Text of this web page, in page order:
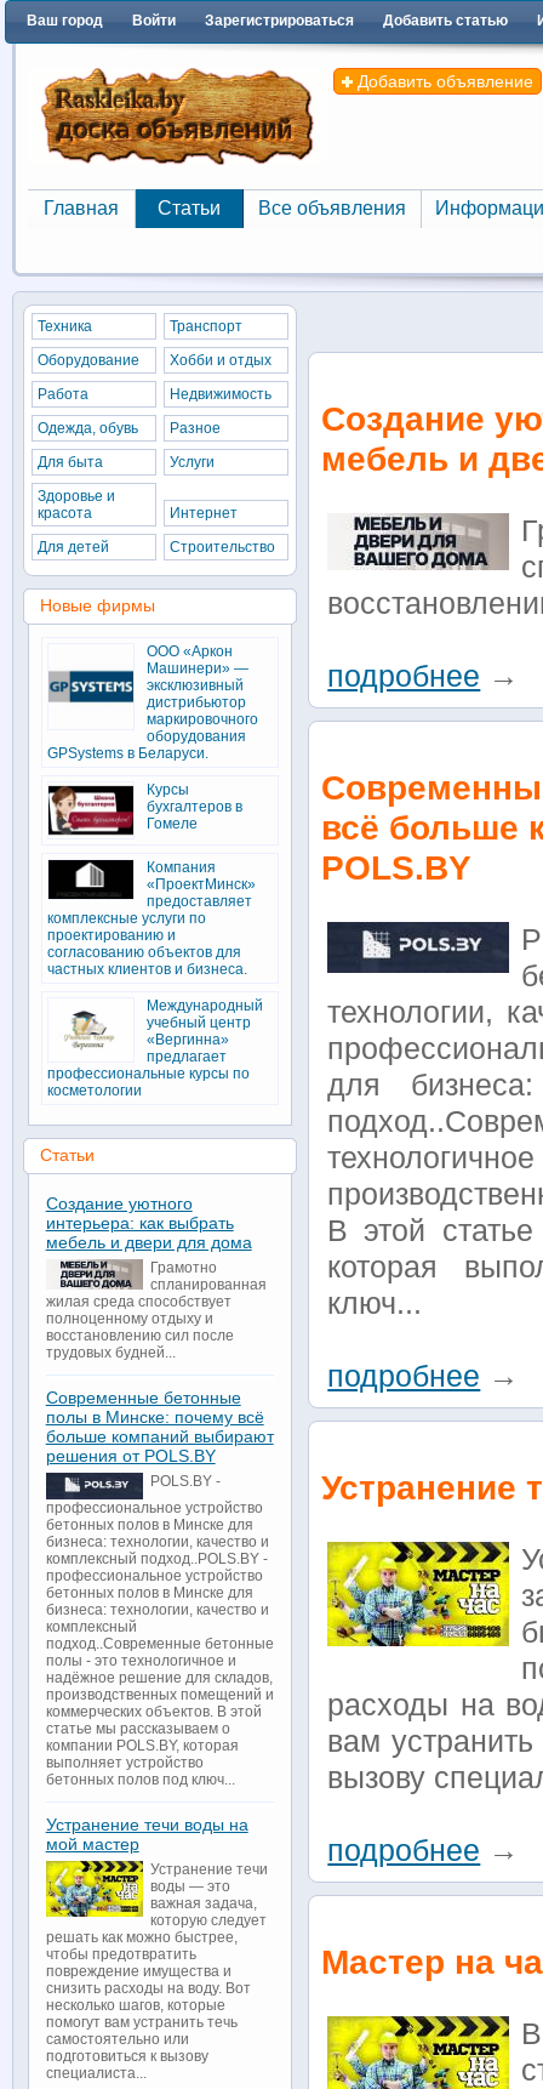
Ваш город Войти Зарегистрироваться Добавить статью
Добавить объявление
Главная
Главная
Статьи
Статьи
Все объявления
Все объявления
Создание
мебель и
подробнее →
всё больше
POLS.BY
технологии,
для
В этой
которая
ключ...
подробнее →
Устранение
расходы на
вам
вызову
подробнее →
Мастер на
Техника
Транспорт
Оборудование
Хобби и отдых
Работа
Недвижимость
Одежда, обувь
Разное
Для быта
Услуги
Здоровье и
красота
Интернет
Для детей
Строительство
Новые фирмы
ООО «Аркон
Машинери» —
эксклюзивный
дистрибьютор
маркировочного
оборудования
GPSystems в Беларуси.
Курсы
бухгалтеров в
Гомеле
Компания
«ПроектМинск»
предоставляет
комплексные услуги по
проектированию и
согласованию объектов для
частных клиентов и бизнеса.
Международный
учебный центр
«Вергинна»
предлагает
профессиональные курсы по
косметологии
Статьи
Создание уютного
интерьера: как выбрать
мебель и двери для дома
Грамотно
спланированная
жилая среда способствует
полноценному отдыху и
восстановлению сил после
трудовых будней...
Современные бетонные
полы в Минске: почему всё
больше компаний выбирают
решения от POLS.BY
POLS.BY -
профессиональное устройство
бетонных полов в Минске для
бизнеса: технологии, качество и
комплексный подход..POLS.BY -
профессиональное устройство
бетонных полов в Минске для
бизнеса: технологии, качество и
комплексный
подход..Современные бетонные
полы - это технологичное и
надёжное решение для складов,
производственных помещений и
коммерческих объектов. В этой
статье мы рассказываем о
компании POLS.BY, которая
выполняет устройство
бетонных полов под ключ...
Устранение течи воды на
мой мастер
Устранение течи
воды — это
важная задача,
которую следует
решать как можно быстрее,
чтобы предотвратить
повреждение имущества и
снизить расходы на воду. Вот
несколько шагов, которые
помогут вам устранить течь
самостоятельно или
подготовиться к вызову
специалиста...